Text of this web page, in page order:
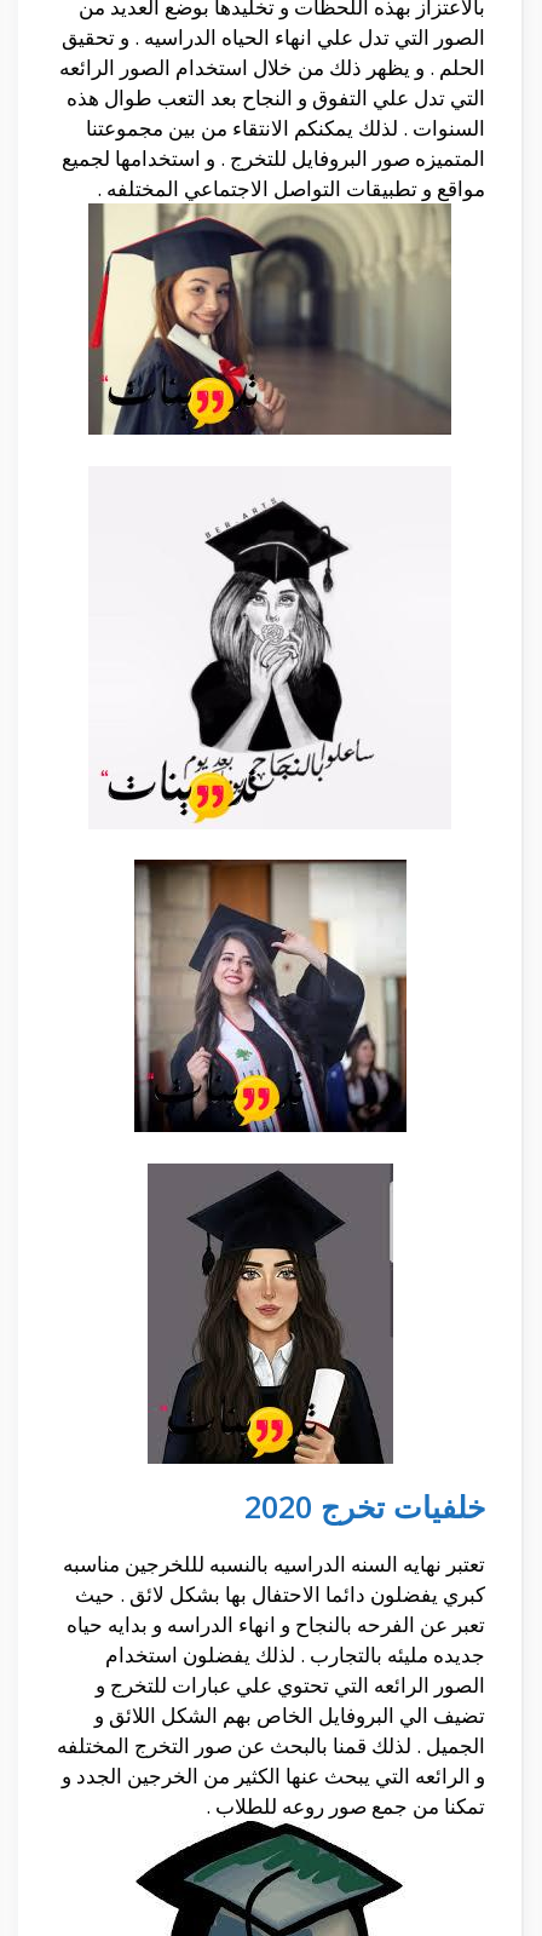
بالاعتزاز بهذه اللحظات و تخليدها بوضع العديد من
الصور التي تدل علي انهاء الحياه الدراسيه . و تحقيق
الحلم . و يظهر ذلك من خلال استخدام الصور الرائعه
التي تدل علي التفوق و النجاح بعد التعب طوال هذه
السنوات . لذلك يمكنكم الانتقاء من بين مجموعتنا
المتميزه صور البروفايل للتخرج . و استخدامها لجميع
مواقع و تطبيقات التواصل الاجتماعي المختلفه .
خلفيات تخرج 2020
تعتبر نهايه السنه الدراسيه بالنسبه لللخرجين مناسبه
كبري يفضلون دائما الاحتفال بها بشكل لائق . حيث
تعبر عن الفرحه بالنجاح و انهاء الدراسه و بدايه حياه
جديده مليئه بالتجارب . لذلك يفضلون استخدام
الصور الرائعه التي تحتوي علي عبارات للتخرج و
تضيف الي البروفايل الخاص بهم الشكل اللائق و
الجميل . لذلك قمنا بالبحث عن صور التخرج المختلفه
و الرائعه التي يبحث عنها الكثير من الخرجين الجدد و
تمكنا من جمع صور روعه للطلاب .